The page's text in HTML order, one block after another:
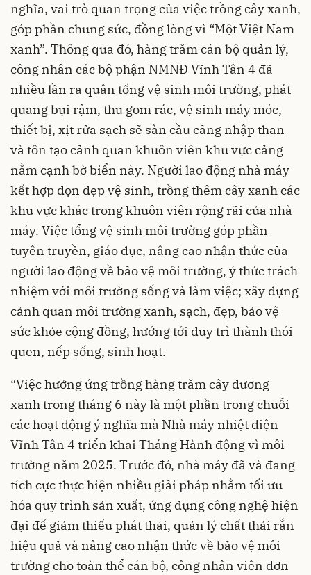
nghĩa, vai trò quan trọng của việc trồng cây xanh,
góp phần chung sức, đồng lòng vì “Một Việt Nam
xanh”. Thông qua đó, hàng trăm cán bộ quản lý,
công nhân các bộ phận NMNĐ Vĩnh Tân 4 đã
nhiều lần ra quân tổng vệ sinh môi trường, phát
quang bụi rậm, thu gom rác, vệ sinh máy móc,
thiết bị, xịt rửa sạch sẽ sàn cầu cảng nhập than
và tôn tạo cảnh quan khuôn viên khu vực cảng
nằm cạnh bờ biển này. Người lao động nhà máy
kết hợp dọn dẹp vệ sinh, trồng thêm cây xanh các
khu vực khác trong khuôn viên rộng rãi của nhà
máy. Việc tổng vệ sinh môi trường góp phần
tuyên truyền, giáo dục, nâng cao nhận thức của
người lao động về bảo vệ môi trường, ý thức trách
nhiệm với môi trường sống và làm việc; xây dựng
cảnh quan môi trường xanh, sạch, đẹp, bảo vệ
sức khỏe cộng đồng, hướng tới duy trì thành thói
quen, nếp sống, sinh hoạt.
“Việc hưởng ứng trồng hàng trăm cây dương
xanh trong tháng 6 này là một phần trong chuỗi
các hoạt động ý nghĩa mà Nhà máy nhiệt điện
Vĩnh Tân 4 triển khai Tháng Hành động vì môi
trường năm 2025. Trước đó, nhà máy đã và đang
tích cực thực hiện nhiều giải pháp nhằm tối ưu
hóa quy trình sản xuất, ứng dụng công nghệ hiện
đại để giảm thiểu phát thải, quản lý chất thải rắn
hiệu quả và nâng cao nhận thức về bảo vệ môi
trường cho toàn thể cán bộ, công nhân viên đơn